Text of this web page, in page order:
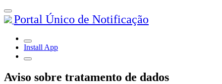
Portal Único de Notificação
Install App
Aviso sobre tratamento de dados